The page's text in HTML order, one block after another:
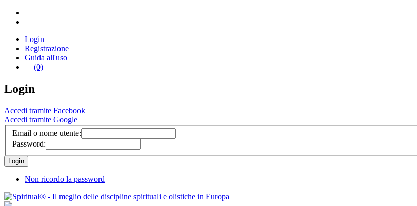
Login
Registrazione
Guida all'uso
(0)
Login
Accedi tramite Facebook
Accedi tramite Google
Email o nome utente:
Password:
Non ricordo la password